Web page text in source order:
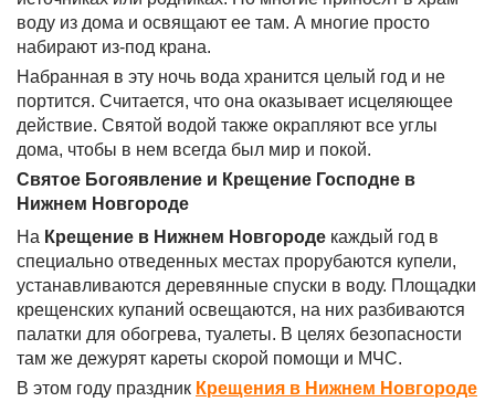
воду из дома и освящают ее там. А многие просто
набирают из-под крана.
Набранная в эту ночь вода хранится целый год и не
портится. Считается, что она оказывает исцеляющее
действие. Святой водой также окрапляют все углы
дома, чтобы в нем всегда был мир и покой.
Святое Богоявление и Крещение Господне в
Нижнем Новгороде
На Крещение в Нижнем Новгороде каждый год в
специально отведенных местах прорубаются купели,
устанавливаются деревянные спуски в воду. Площадки
крещенских купаний освещаются, на них разбиваются
палатки для обогрева, туалеты. В целях безопасности
там же дежурят кареты скорой помощи и МЧС.
В этом году праздник Крещения в Нижнем Новгороде